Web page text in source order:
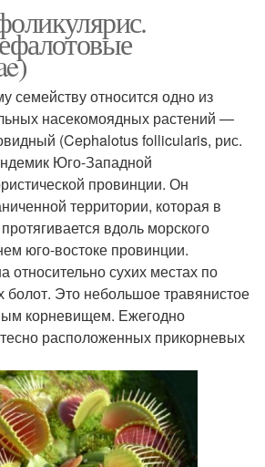
семейству относится одно из
насекомоядных растений —
(Cephalotus follicularis, рис.
Юго-Западной
провинции. Он
территории, которая в
вдоль морского
юго-востоке провинции.
относительно сухих местах по
Это небольшое травянистое
корневищем. Ежегодно
тесно расположенных прикорневых